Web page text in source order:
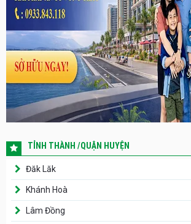
TỈNH THÀNH /QUẬN HUYỆN
Đăk Lăk
Khánh Hoà
Lâm Đồng